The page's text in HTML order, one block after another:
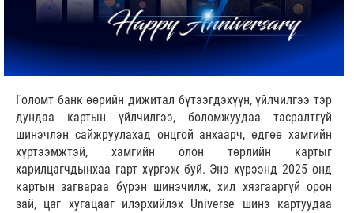
Голомт банк өөрийн дижитал бүтээгдэхүүн, үйлчилгээ тэр
дундаа картын үйлчилгээ, боломжуудаа тасралтгүй
шинэчлэн сайжруулахад онцгой анхаарч, өдгөө хамгийн
хүртээмжтэй, хамгийн олон төрлийн картыг
харилцагчдынхаа гарт хүргэж буй. Энэ хүрээнд 2025 онд
картын загвараа бүрэн шинэчилж, хил хязгааргүй орон
зай, цаг хугацааг илэрхийлэх Universe шинэ картуудаа